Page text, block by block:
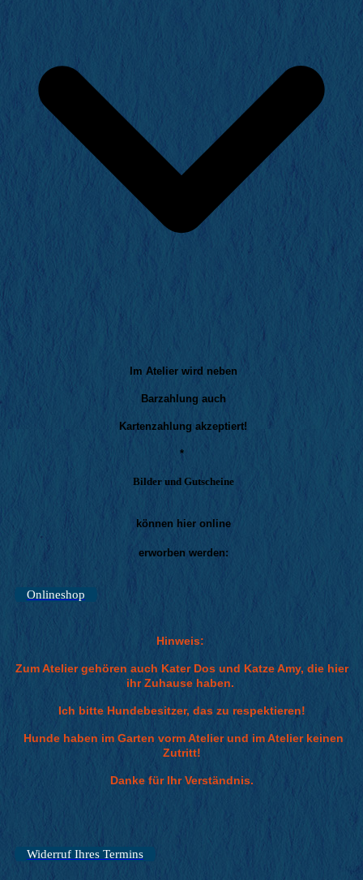
Im Atelier wird neben
Barzahlung auch
Kartenzahlung akzeptiert!
*
Bilder und Gutscheine
können hier online
erworben werden:
Onlineshop
Hinweis:
Zum Atelier gehören auch Kater Dos und Katze Amy, die hier
ihr Zuhause haben.
Ich bitte Hundebesitzer, das zu respektieren!
Hunde haben im Garten vorm Atelier und im Atelier keinen
Zutritt!
Danke für Ihr Verständnis.
Widerruf Ihres Termins